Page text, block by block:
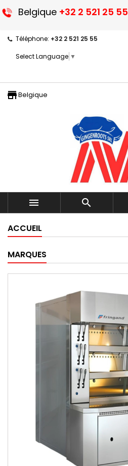
Belgique +32 2 521 25 55
Téléphone: +32 2 521 25 55
Select Language ▼
storefront
Belgique
 
ACCUEIL
MARQUES